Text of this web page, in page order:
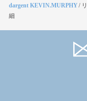
dargent KEVIN.MURPHY/
細